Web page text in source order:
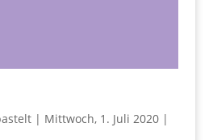
| Mittwoch, 1. Juli 2020|